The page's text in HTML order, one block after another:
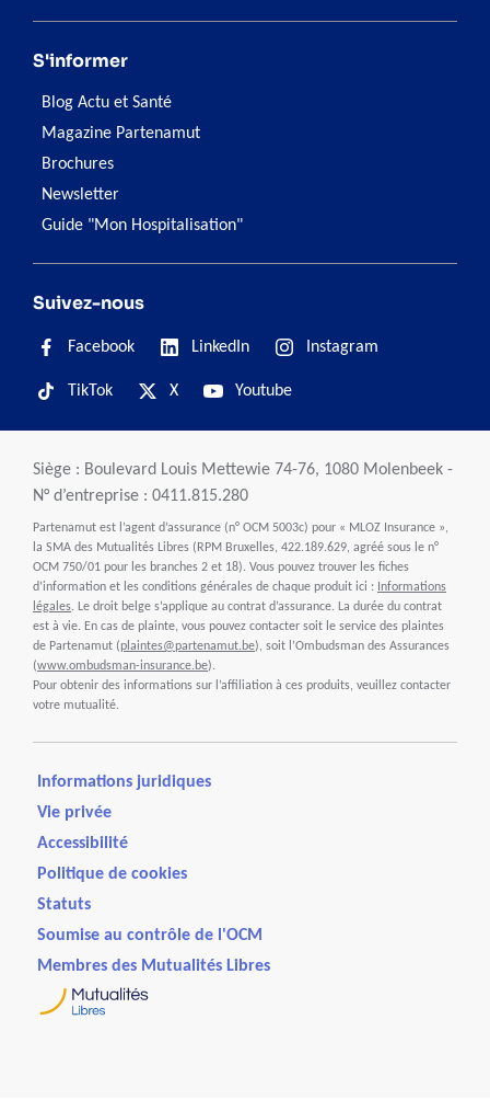
S'informer
Blog Actu et Santé
Magazine Partenamut
Brochures
Newsletter
Guide "Mon Hospitalisation"
Suivez-nous
Facebook LinkedIn Instagram
TikTok X Youtube
Siège : Boulevard Louis Mettewie 74-76, 1080 Molenbeek -
N° d’entreprise : 0411.815.280
Partenamut est l’agent d’assurance (n° OCM 5003c) pour « MLOZ Insurance »,
la SMA des Mutualités Libres (RPM Bruxelles, 422.189.629, agréé sous le n°
OCM 750/01 pour les branches 2 et 18). Vous pouvez trouver les fiches
d’information et les conditions générales de chaque produit ici : Informations
légales. Le droit belge s’applique au contrat d’assurance. La durée du contrat
est à vie. En cas de plainte, vous pouvez contacter soit le service des plaintes
de Partenamut (plaintes@partenamut.be), soit l’Ombudsman des Assurances
(www.ombudsman-insurance.be).
Pour obtenir des informations sur l’affiliation à ces produits, veuillez contacter
votre mutualité.
Informations juridiques
Vie privée
Accessibilité
Politique de cookies
Statuts
Soumise au contrôle de l'OCM
Membres des Mutualités Libres